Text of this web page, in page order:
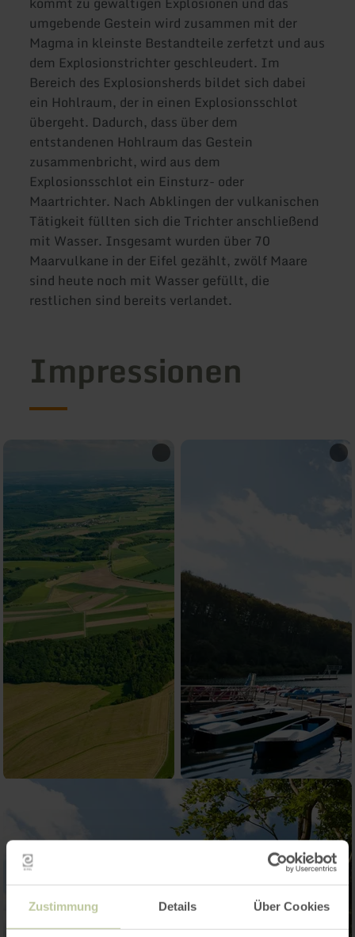
Zustimmung Details Über Cookies
umgebende Gestein wird zusammen mit der
Magma in kleinste Bestandteile zerfetzt und aus
dem Explosionstrichter geschleudert. Im
Bereich des Explosionsherds bildet sich dabei
ein Hohlraum, der in einen Explosionsschlot
übergeht. Dadurch, dass über dem
entstandenen Hohlraum das Gestein
zusammenbricht, wird aus dem
Explosionsschlot ein Einsturz- oder
Maartrichter. Nach Abklingen der vulkanischen
Tätigkeit füllten sich die Trichter anschließend
mit Wasser. Insgesamt wurden über 70
Maarvulkane in der Eifel gezählt, zwölf Maare
sind heute noch mit Wasser gefüllt, die
restlichen sind bereits verlandet.
Impressionen